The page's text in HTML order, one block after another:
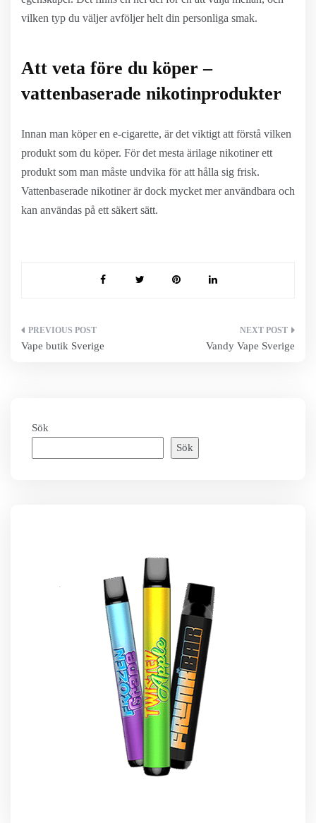
vilken typ du väljer avföljer helt din personliga smak.
Att veta före du köper –
vattenbaserade nikotinprodukter
Innan man köper en e-cigarette, är det viktigt att förstå vilken
produkt som du köper. För det mesta ärilage nikotiner ett
produkt som man måste undvika för att hålla sig frisk.
Vattenbaserade nikotiner är dock mycket mer användbara och
kan användas på ett säkert sätt.
Inläggsnavigering
Vape butik Sverige Vandy Vape Sverige
Sök
Sök